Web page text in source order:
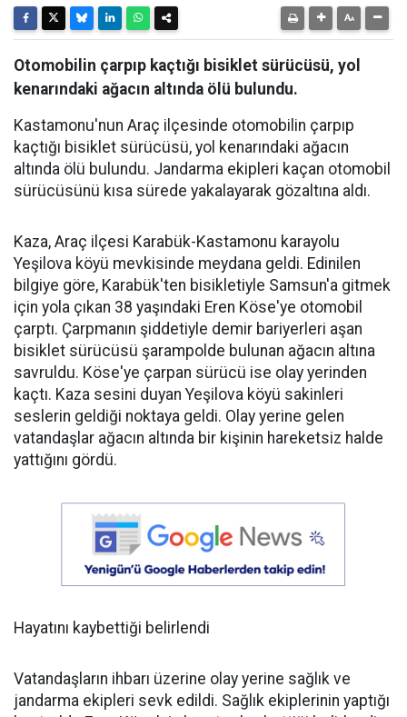
Otomobilin çarpıp kaçtığı bisiklet sürücüsü, yol
kenarındaki ağacın altında ölü bulundu.
Kastamonu'nun Araç ilçesinde otomobilin çarpıp
kaçtığı bisiklet sürücüsü, yol kenarındaki ağacın
altında ölü bulundu. Jandarma ekipleri kaçan otomobil
sürücüsünü kısa sürede yakalayarak gözaltına aldı.
Kaza, Araç ilçesi Karabük-Kastamonu karayolu
Yeşilova köyü mevkisinde meydana geldi. Edinilen
bilgiye göre, Karabük'ten bisikletiyle Samsun'a gitmek
için yola çıkan 38 yaşındaki Eren Köse'ye otomobil
çarptı. Çarpmanın şiddetiyle demir bariyerleri aşan
bisiklet sürücüsü şarampolde bulunan ağacın altına
savruldu. Köse'ye çarpan sürücü ise olay yerinden
kaçtı. Kaza sesini duyan Yeşilova köyü sakinleri
seslerin geldiği noktaya geldi. Olay yerine gelen
vatandaşlar ağacın altında bir kişinin hareketsiz halde
yattığını gördü.
Hayatını kaybettiği belirlendi
Vatandaşların ihbarı üzerine olay yerine sağlık ve
jandarma ekipleri sevk edildi. Sağlık ekiplerinin yaptığı